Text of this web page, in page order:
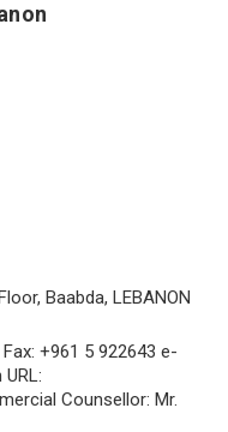
Baabda, LEBANON
+961 5 922643 e-
URL:
Counsellor: Mr.